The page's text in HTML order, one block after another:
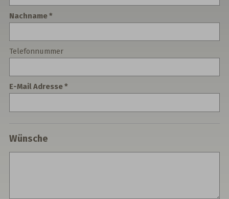
Nachname
Telefonnummer
E-Mail Adresse
Wünsche